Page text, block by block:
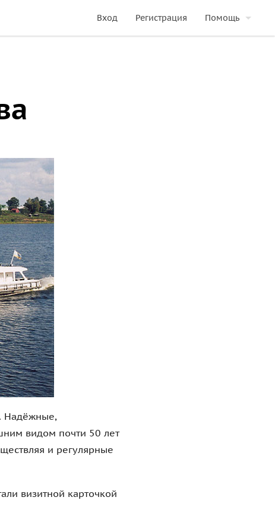
Вход Регистрация Помощь
Надёжные,
видом почти 50 лет
и регулярные
визитной карточкой
544» не только
пассажиров
средства, которое
в 1965 году,
на окраинах
с наземным